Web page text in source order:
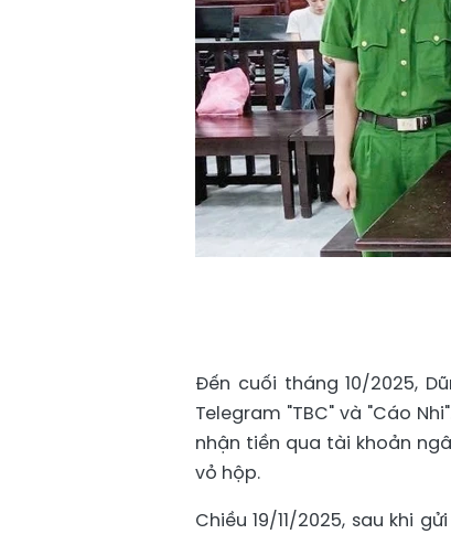
Đến cuối tháng 10/2025,
Telegram "TBC" và "Cáo
nhận tiền qua tài khoản
vỏ hộp.
Chiều 19/11/2025, sau khi